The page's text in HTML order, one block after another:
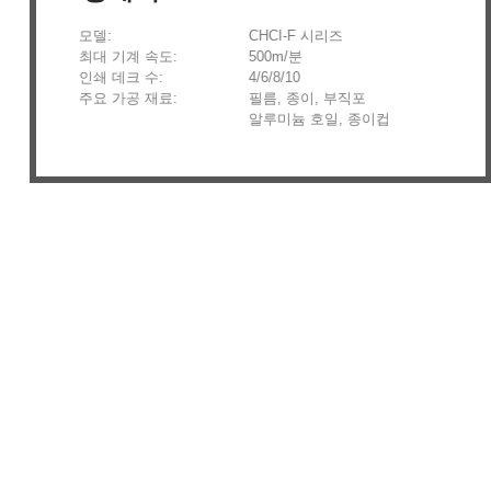
모델:
최대 기계 속도:
인쇄 데크 수:
주요 가공 재료:
CHCI-F 시리즈
500m/분
4/6/8/10
필름, 종이, 부직포
알루미늄 호일, 종이컵